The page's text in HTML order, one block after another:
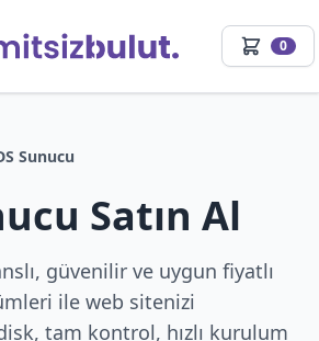
0
Sunucu
Satın Al
güvenilir ve uygun fiyatlı
ile web sitenizi
disk, tam kontrol, hızlı kurulum